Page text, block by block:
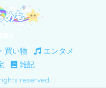
買い物
エンタメ
雑記
reserved.